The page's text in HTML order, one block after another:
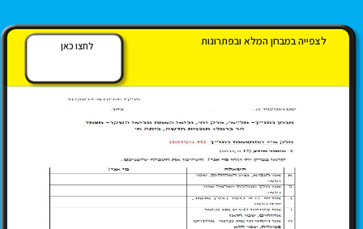
לצפייה במבחן המלא ובפתרונות לחצו כאן